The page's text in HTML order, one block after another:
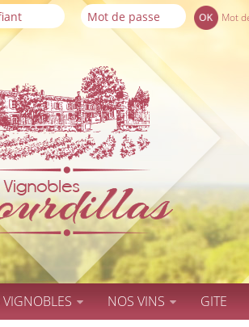
Mot
NOS VINS GITE